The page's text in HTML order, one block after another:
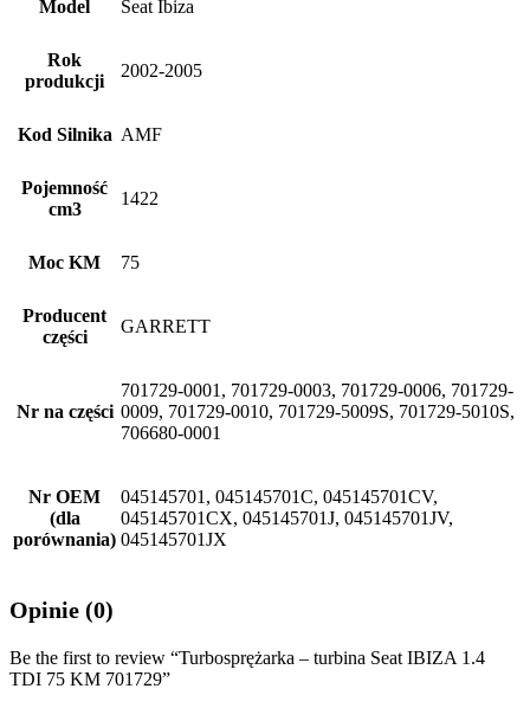
Model Seat Ibiza
Rok
produkcji
2002-2005
Kod Silnika AMF
Pojemność
cm3
1422
Moc KM 75
Producent
części
GARRETT
Nr na części
701729-0001, 701729-0003, 701729-0006, 701729-
0009, 701729-0010, 701729-5009S, 701729-5010S,
706680-0001
Nr OEM
(dla
porównania)
045145701, 045145701C, 045145701CV,
045145701CX, 045145701J, 045145701JV,
045145701JX
Opinie (0)
Be the first to review “Turbosprężarka – turbina Seat IBIZA 1.4
TDI 75 KM 701729”